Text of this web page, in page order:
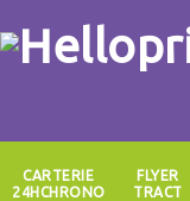
CARTERIE
24HCHRONO
FLYER
TRACT